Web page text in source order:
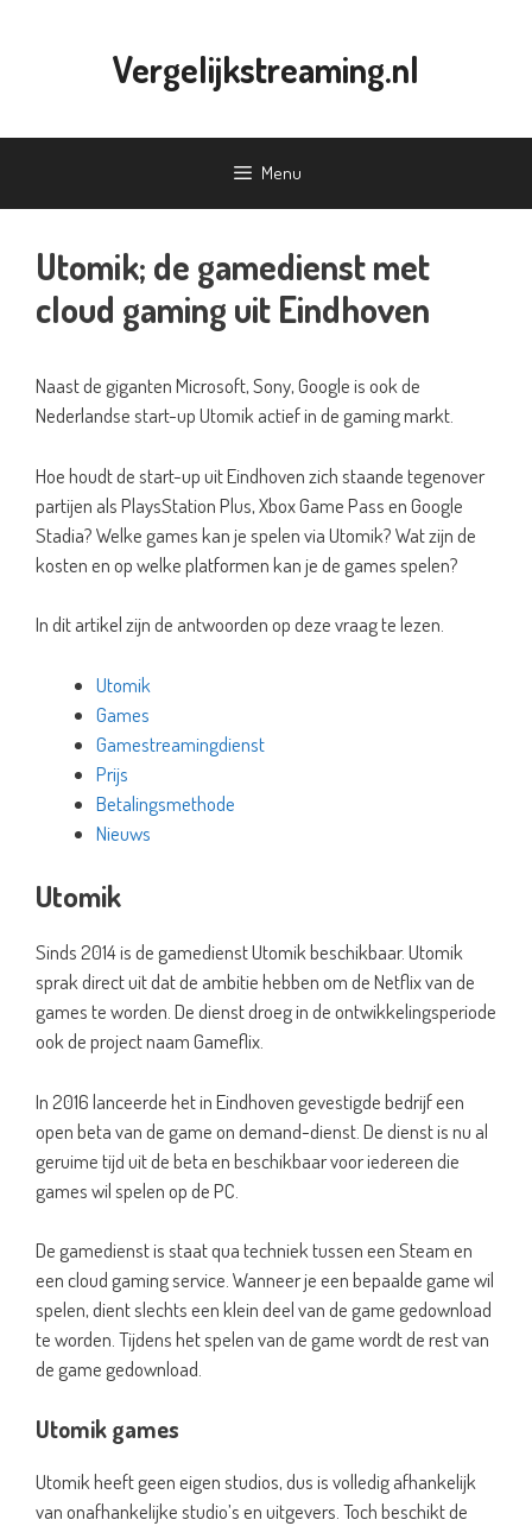
Vergelijkstreaming.nl
Menu
Utomik; de gamedienst met
cloud gaming uit Eindhoven
Naast de giganten Microsoft, Sony, Google is ook de
Nederlandse start-up Utomik actief in de gaming markt.
Hoe houdt de start-up uit Eindhoven zich staande tegenover
partijen als PlaysStation Plus, Xbox Game Pass en Google
Stadia? Welke games kan je spelen via Utomik? Wat zijn de
kosten en op welke platformen kan je de games spelen?
In dit artikel zijn de antwoorden op deze vraag te lezen.
Utomik
Games
Gamestreamingdienst
Prijs
Betalingsmethode
Nieuws
Utomik
Sinds 2014 is de gamedienst Utomik beschikbaar. Utomik
sprak direct uit dat de ambitie hebben om de Netflix van de
games te worden. De dienst droeg in de ontwikkelingsperiode
ook de project naam Gameflix.
In 2016 lanceerde het in Eindhoven gevestigde bedrijf een
open beta van de game on demand-dienst. De dienst is nu al
geruime tijd uit de beta en beschikbaar voor iedereen die
games wil spelen op de PC.
De gamedienst is staat qua techniek tussen een Steam en
een cloud gaming service. Wanneer je een bepaalde game wil
spelen, dient slechts een klein deel van de game gedownload
te worden. Tijdens het spelen van de game wordt de rest van
de game gedownload.
Utomik games
Utomik heeft geen eigen studios, dus is volledig afhankelijk
van onafhankelijke studio’s en uitgevers. Toch beschikt de